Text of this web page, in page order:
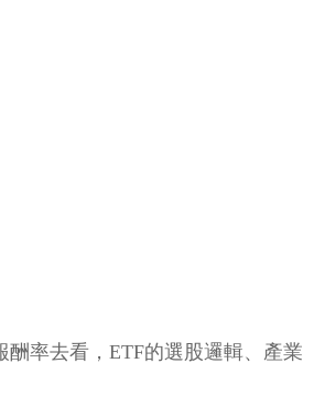
酬率去看，ETF的選股邏輯、產業